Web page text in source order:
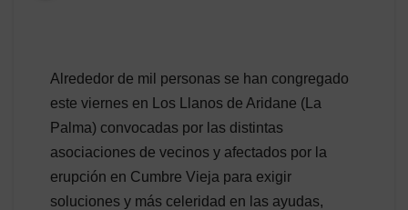
Alrededor de mil personas se han congregado
este viernes en Los Llanos de Aridane (La
Palma) convocadas por las distintas
asociaciones de vecinos y afectados por la
erupción en Cumbre Vieja para exigir
soluciones y más celeridad en las ayudas,